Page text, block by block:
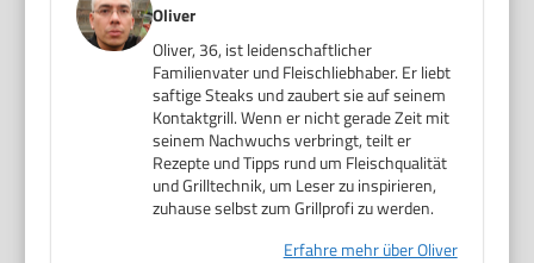
Oliver
Oliver, 36, ist leidenschaftlicher
Familienvater und Fleischliebhaber. Er liebt
saftige Steaks und zaubert sie auf seinem
Kontaktgrill. Wenn er nicht gerade Zeit mit
seinem Nachwuchs verbringt, teilt er
Rezepte und Tipps rund um Fleischqualität
und Grilltechnik, um Leser zu inspirieren,
zuhause selbst zum Grillprofi zu werden.
Erfahre mehr über Oliver